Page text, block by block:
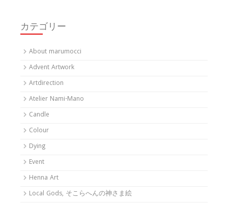
カテゴリー
About marumocci
Advent Artwork
Artdirection
Atelier Nami-Mano
Candle
Colour
Dying
Event
Henna Art
Local Gods, そこらへんの神さま絵